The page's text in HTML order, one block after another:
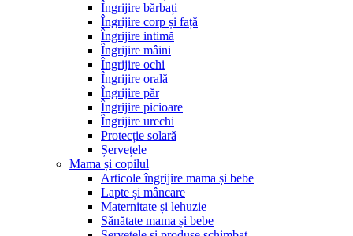
Îngrijire bărbați
Îngrijire corp și față
Îngrijire intimă
Îngrijire mâini
Îngrijire ochi
Îngrijire orală
Îngrijire păr
Îngrijire picioare
Îngrijire urechi
Protecție solară
Șervețele
Mama și copilul
Articole îngrijire mama și bebe
Lapte și mâncare
Maternitate și lehuzie
Sănătate mama și bebe